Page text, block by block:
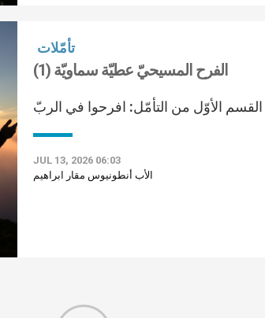
تأمّلات
الفرح المسيحيّ عطيّة سماويّة (1)
القسم الأوّل من التأمّل: افرحوا في الربّ
JUL 13, 2026 06:03
الأب أنطونيوس مقار ابراهيم